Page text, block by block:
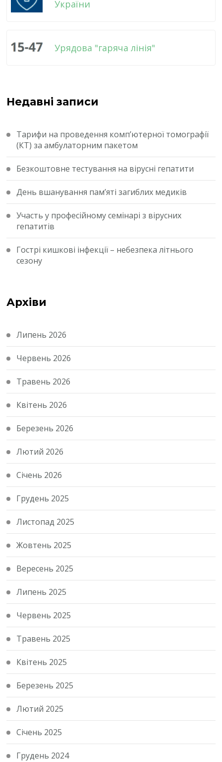
України
Урядова "гаряча лінія"
Недавні записи
Тарифи на проведення комп’ютерної томографії
(КТ) за амбулаторним пакетом
Безкоштовне тестування на вірусні гепатити
День вшанування пам’яті загиблих медиків
Участь у професійному семінарі з вірусних
гепатитів
Гострі кишкові інфекції – небезпека літнього
сезону
Архіви
Липень 2026
Червень 2026
Травень 2026
Квітень 2026
Березень 2026
Лютий 2026
Січень 2026
Грудень 2025
Листопад 2025
Жовтень 2025
Вересень 2025
Липень 2025
Червень 2025
Травень 2025
Квітень 2025
Березень 2025
Лютий 2025
Січень 2025
Грудень 2024